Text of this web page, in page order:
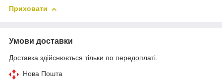
Приховати
Умови доставки
Доставка здійснюється тільки по передоплаті.
Нова Пошта